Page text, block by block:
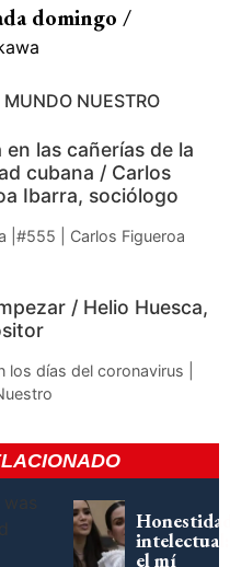
domingo /
NUESTRO
en las cañerías de la
cubana / Carlos
Ibarra, sociólogo
|#555 | Carlos Figueroa
/ Helio Huesca,
los días del coronavirus |
intelectual:
el mí